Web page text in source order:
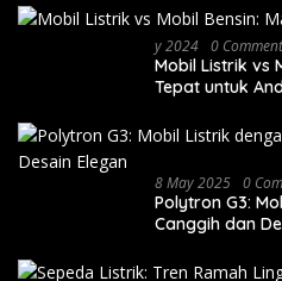
Y 2024 0 Comment
Mobil Listrik vs
Tepat untuk
8 May 2025 0
Polytron G3:
Canggih dan